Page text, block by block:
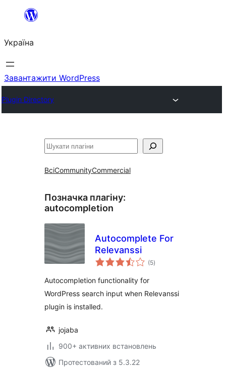
Перейти
вмісту
Україна
Завантажити WordPress
Plugin Directory
Пошук
ВсіCommunityCommercial
Позначка плагіну:
autocompletion
Autocomplete For
Relevanssi
(5загальний
рейтинг
)
Autocompletion functionality for
WordPress search input when Relevanssi
plugin is installed.
jojaba
900+ активних встановлень
Протестований з 5.3.22